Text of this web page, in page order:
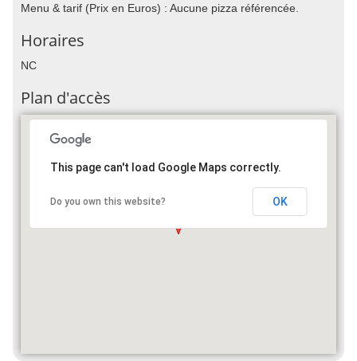
Menu & tarif (Prix en Euros) : Aucune pizza référencée.
Horaires
NC
Plan d'accès
This page can't load Google Maps correctly.
Do you own this website? OK